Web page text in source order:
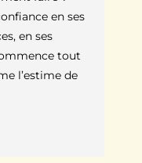
en ses
en ses
tout
l’estime de